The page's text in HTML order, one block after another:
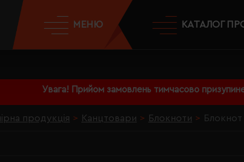
Увага! Прийом замовлень тимчасово
МЕНЮ КАТАЛОГ
продукція Канцтовари Блокноти